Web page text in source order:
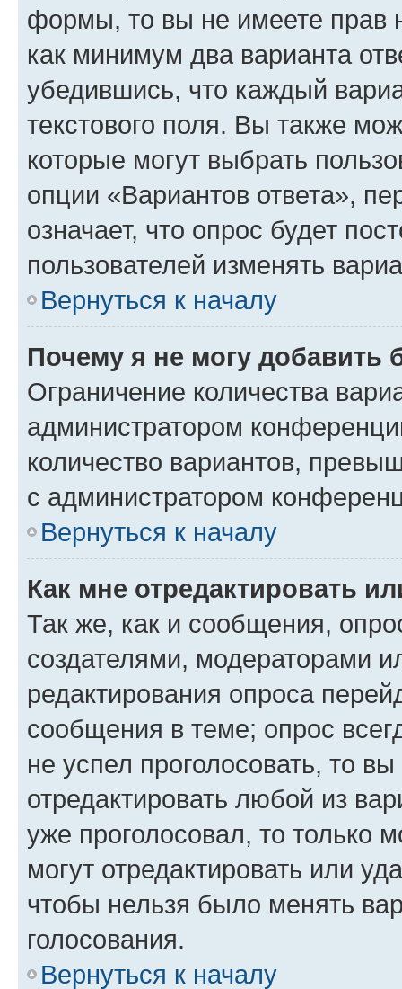
формы, то вы не имеете прав
как минимум два варианта
убедившись, что каждый
текстового поля. Вы также
которые могут выбрать
опции «Вариантов ответа»,
означает, что опрос будет
пользователей изменять
Вернуться к началу
Почему я не могу добавить
Ограничение количества
администратором
количество вариантов,
с администратором
Вернуться к началу
Как мне отредактировать
Так же, как и сообщения,
создателями, модераторами
редактирования опроса
сообщения в теме; опрос
не успел проголосовать, то
отредактировать любой из
уже проголосовал, то только
могут отредактировать или
чтобы нельзя было менять
голосования.
Вернуться к началу